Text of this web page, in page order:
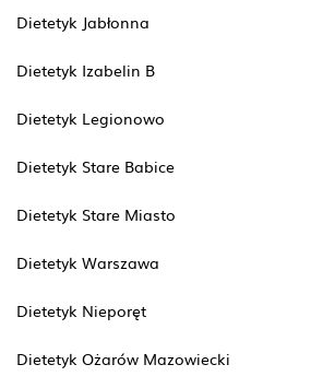
Dietetyk Jabłonna
Dietetyk Izabelin B
Dietetyk Legionowo
Dietetyk Stare Babice
Dietetyk Stare Miasto
Dietetyk Warszawa
Dietetyk Nieporęt
Dietetyk Ożarów Mazowiecki